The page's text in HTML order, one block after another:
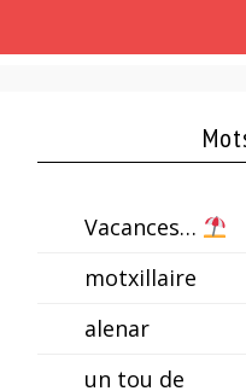
Vacances…
motxillaire
alenar
un tou de